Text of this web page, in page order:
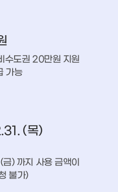
수도권 20만원 지원
가능
(목)
) 까지 사용 금액이
불가)